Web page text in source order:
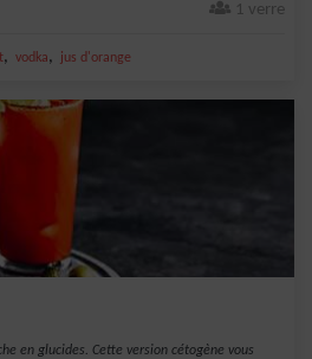
1 verre
, vodka, jus d'orange
en glucides. Cette version cétogène vous